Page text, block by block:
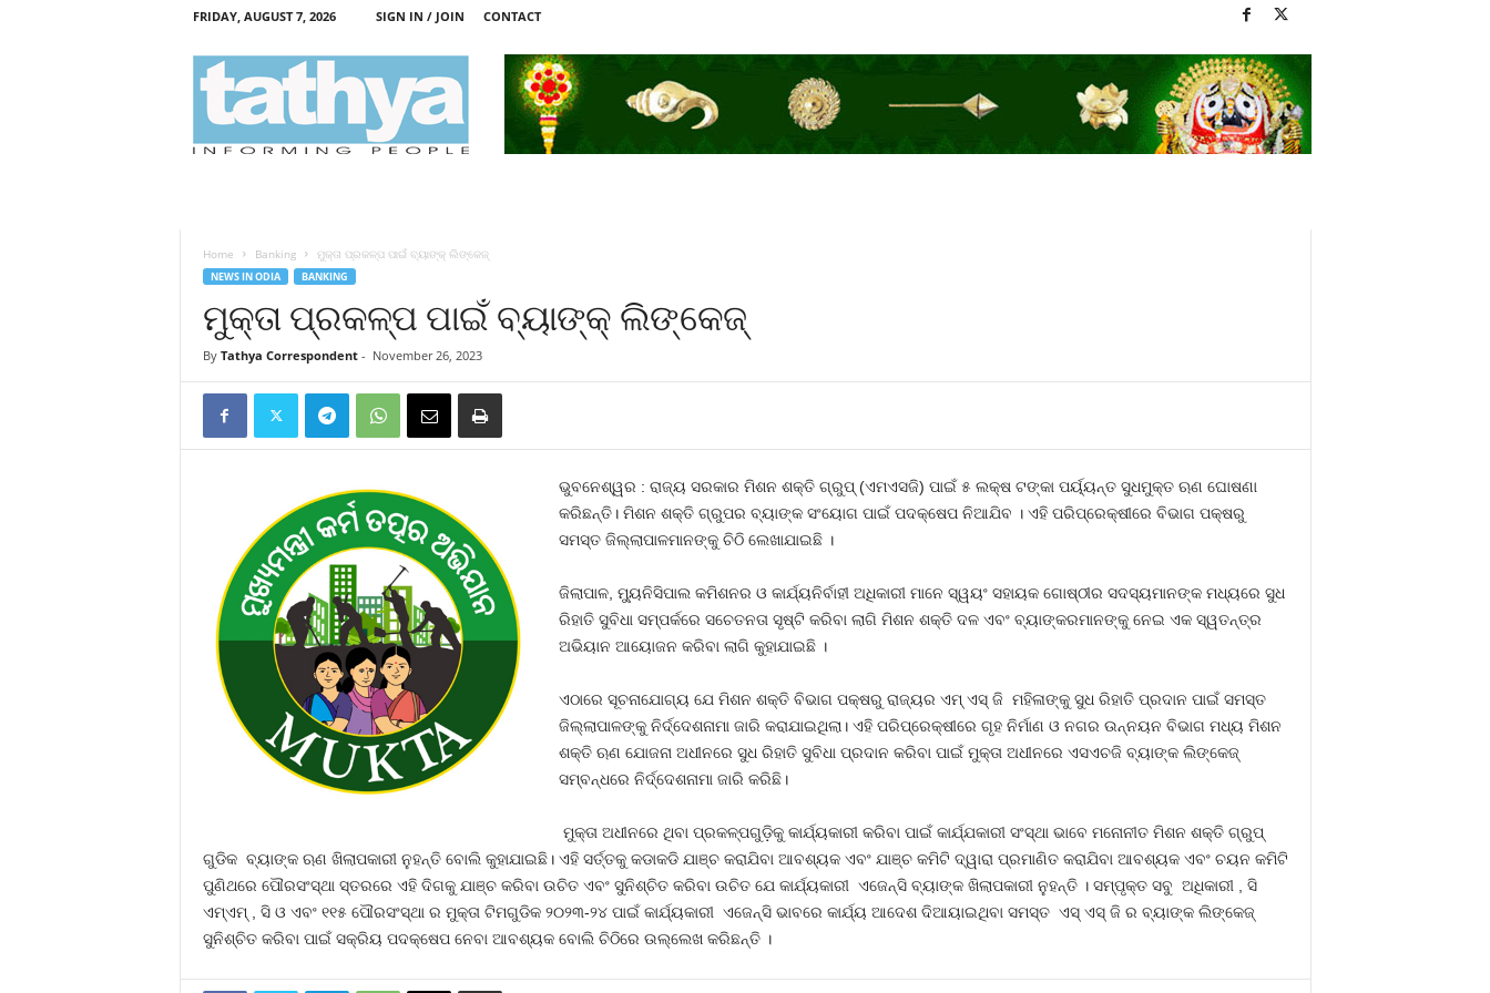
FRIDAY, AUGUST 7, 2026 SIGN IN / JOIN CONTACT
Home Banking ମୁକ୍ତା ପ୍ରକଳ୍ପ ପାଇଁ ବ୍ୟାଙ୍କ୍‍ ଲିଙ୍କେଜ୍
NEWS IN ODIA BANKING
ମୁକ୍ତା ପ୍ରକଳ୍ପ ପାଇଁ ବ୍ୟାଙ୍କ୍‍ ଲିଙ୍କେଜ୍
By Tathya Correspondent- November 26, 2023
ଭୁବନେଶ୍ୱର : ରାଜ୍ୟ ସରକାର ମିଶନ ଶକ୍ତି ଗ୍ରୁପ୍ (ଏମଏସଜି) ପାଇଁ ୫ ଲକ୍ଷ ଟଙ୍କା ପର୍ୟ୍ୟନ୍ତ ସୁଧମୁକ୍ତ ଋଣ ଘୋଷଣା
କରିଛନ୍ତି। ମିଶନ ଶକ୍ତି ଗ୍ରୁପର ବ୍ୟାଙ୍କ ସଂୟୋଗ ପାଇଁ ପଦକ୍ଷେପ ନିଆଯିବ । ଏହି ପରିପ୍ରେକ୍ଷୀରେ ବିଭାଗ ପକ୍ଷରୁ
ସମସ୍ତ ଜିଲ୍ଲାପାଳମାନଙ୍କୁ ଚିଠି ଲେଖାଯାଇଛି ।
ଜିଲାପାଳ, ମ୍ୟୁନିସିପାଲ କମିଶନର ଓ କାର୍ଯ୍ୟନିର୍ବାହୀ ଅଧିକାରୀ ମାନେ ସ୍ୱୟଂ ସହାୟକ ଗୋଷ୍ଠୀର ସଦସ୍ୟମାନଙ୍କ ମଧ୍ୟରେ ସୁଧ
ରିହାତି ସୁବିଧା ସମ୍ପର୍କରେ ସଚେତନତା ସୃଷ୍ଟି କରିବା ଲାଗି ମିଶନ ଶକ୍ତି ଦଳ ଏବଂ ବ୍ୟାଙ୍କରମାନଙ୍କୁ ନେଇ ଏକ ସ୍ୱତନ୍ତ୍ର
ଅଭିୟାନ ଆୟୋଜନ କରିବା ଲାଗି କୁହାଯାଇଛି ।
ଏଠାରେ ସୂଚନାଯୋଗ୍ୟ ଯେ ମିଶନ ଶକ୍ତି ବିଭାଗ ପକ୍ଷରୁ ରାଜ୍ୟର ଏମ୍ ଏସ୍ ଜି ମହିଳାଙ୍କୁ ସୁଧ ରିହାତି ପ୍ରଦାନ ପାଇଁ ସମସ୍ତ
ଜିଲ୍ଲାପାଳଙ୍କୁ ନିର୍ଦ୍ଦେଶନାମା ଜାରି କରାଯାଇଥିଲା। ଏହି ପରିପ୍ରେକ୍ଷୀରେ ଗୃହ ନିର୍ମାଣ ଓ ନଗର ଉନ୍ନୟନ ବିଭାଗ ମଧ୍ୟ ମିଶନ
ଶକ୍ତି ଋଣ ଯୋଜନା ଅଧୀନରେ ସୁଧ ରିହାତି ସୁବିଧା ପ୍ରଦାନ କରିବା ପାଇଁ ମୁକ୍ତା ଅଧୀନରେ ଏସଏଚଜି ବ୍ୟାଙ୍କ ଲିଙ୍କେଜ୍
ସମ୍ବନ୍ଧରେ ନିର୍ଦ୍ଦେଶନାମା ଜାରି କରିଛି।
ମୁକ୍ତା ଅଧୀନରେ ଥିବା ପ୍ରକଳ୍ପଗୁଡ଼ିକୁ କାର୍ଯ୍ୟକାରୀ କରିବା ପାଇଁ କାର୍ଯ୍ଯକାରୀ ସଂସ୍ଥା ଭାବେ ମନୋନୀତ ମିଶନ ଶକ୍ତି ଗ୍ରୁପ୍
ଗୁଡିକ ବ୍ୟାଙ୍କ ଋଣ ଖିଲାପକାରୀ ନୁହନ୍ତି ବୋଲି କୁହାଯାଇଛି। ଏହି ସର୍ତ୍ତକୁ କଡାକଡି ଯାଞ୍ଚ କରାଯିବା ଆବଶ୍ୟକ ଏବଂ ଯାଞ୍ଚ କମିଟି ଦ୍ୱାରା ପ୍ରମାଣିତ କରାଯିବା ଆବଶ୍ୟକ ଏବଂ ଚୟନ କମିଟି
ପୁଣିଥରେ ପୌରସଂସ୍ଥା ସ୍ତରରେ ଏହି ଦିଗକୁ ଯାଞ୍ଚ କରିବା ଉଚିତ ଏବଂ ସୁନିଶ୍ଚିତ କରିବା ଉଚିତ ଯେ କାର୍ଯ୍ୟକାରୀ ଏଜେନ୍ସି ବ୍ୟାଙ୍କ ଖିଲାପକାରୀ ନୁହନ୍ତି । ସମ୍ପୃକ୍ତ ସବୁ ଅଧିକାରୀ , ସି
ଏମ୍ଏମ୍ , ସି ଓ ଏବଂ ୧୧୫ ପୌରସଂସ୍ଥା ର ମୁକ୍ତା ଟିମଗୁଡିକ ୨୦୨୩-୨୪ ପାଇଁ କାର୍ଯ୍ୟକାରୀ ଏଜେନ୍ସି ଭାବରେ କାର୍ଯ୍ୟ ଆଦେଶ ଦିଆୟାଇଥିବା ସମସ୍ତ ଏସ୍ ଏସ୍ ଜି ର ବ୍ୟାଙ୍କ ଲିଙ୍କେଜ୍
ସୁନିଶ୍ଚିତ କରିବା ପାଇଁ ସକ୍ରିୟ ପଦକ୍ଷେପ ନେବା ଆବଶ୍ୟକ ବୋଲି ଚିଠିରେ ଉଲ୍ଲେଖ କରିଛନ୍ତି ।